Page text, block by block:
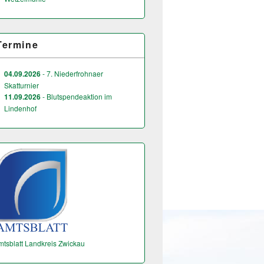
04.09.2026- 7. Niederfrohnaer
Skatturnier
11.09.2026- Blutspendeaktion im
Lindenhof
Landkreis Zwickau